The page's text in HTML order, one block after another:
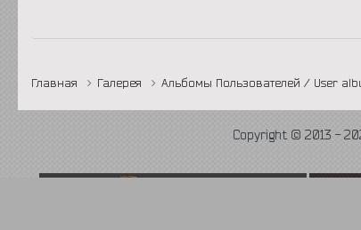
Главная Галерея Альбомы Пользователей / User
Copyright © 2013 -